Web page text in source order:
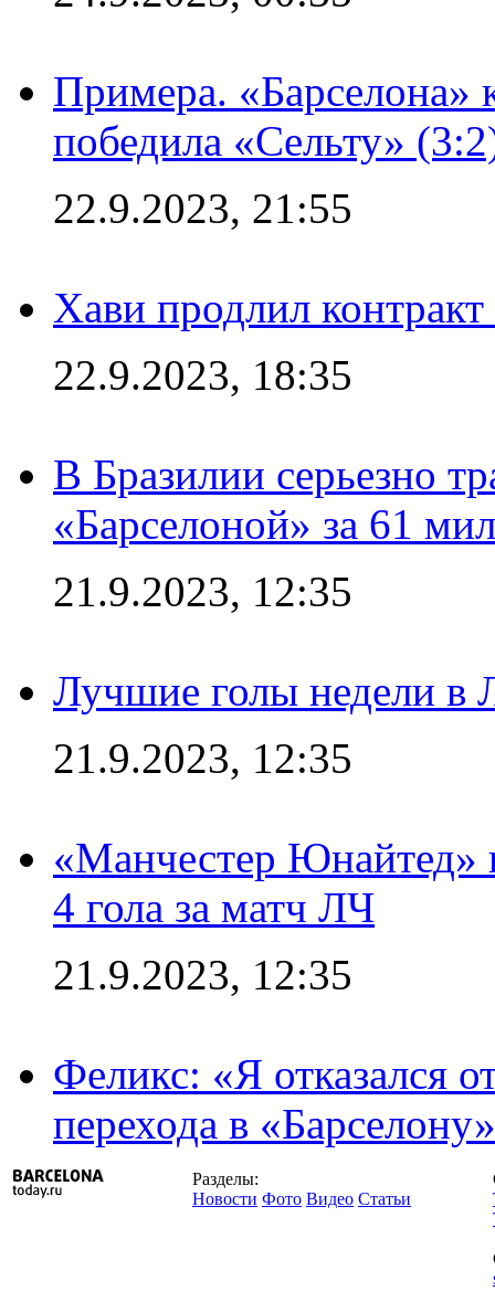
Примера. «Барселона»
победила «Сельту»
22.9.2023, 21:55
Хави продлил
22.9.2023, 18:35
В Бразилии серьезно
«Барселоной» за 61
21.9.2023, 12:35
Лучшие голы недели в
21.9.2023, 12:35
«Манчестер Юнайтед»
4 гола за матч ЛЧ
21.9.2023, 12:35
Феликс: «Я отказался
перехода в «Барселону»
Разделы:
Новости Фото Видео Статьи